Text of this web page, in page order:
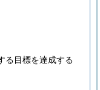
る目標を達成する